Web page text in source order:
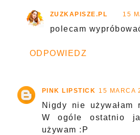
ZUZKAPISZE.PL 15
polecam
ODPOWIEDZ
PINK LIPSTICK 15 MARCA
Nigdy nie
W ogóle ostatnio
używam :P